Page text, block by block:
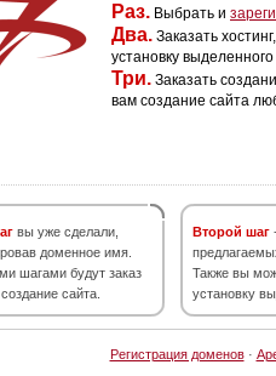
Раз. Выбрать и
Два. Заказать
установку
Три. Заказать
вам создание сайта
вы уже сделали,
доменное имя.
шагами будут заказ
сайта.
Второй шаг
Также вы
установку
Регистрация доменов·